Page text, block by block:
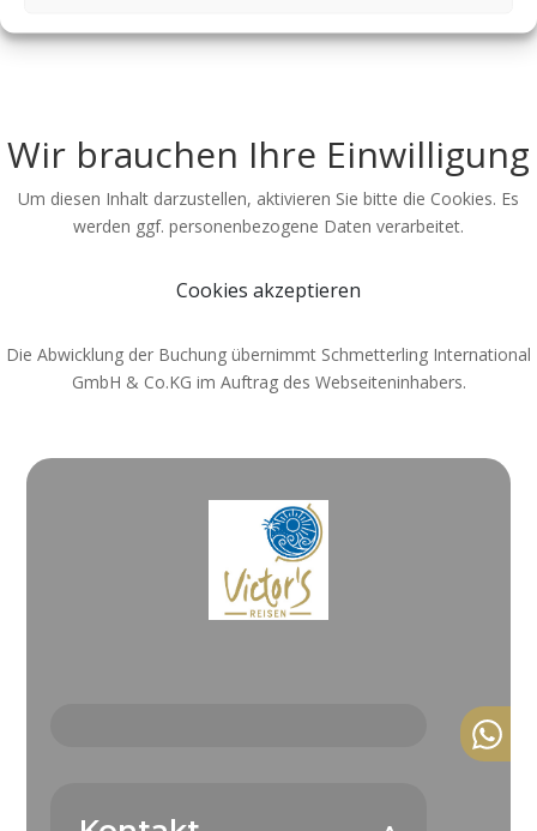
Wir brauchen Ihre Einwilligung
Um diesen Inhalt darzustellen, aktivieren Sie bitte die Cookies. Es
werden ggf. personenbezogene Daten verarbeitet.
Cookies akzeptieren
Die Abwicklung der Buchung übernimmt Schmetterling International
GmbH & Co.KG im Auftrag des Webseiteninhabers.